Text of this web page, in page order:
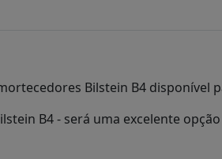
Bilstein B4 disponível
B4 - será uma excelente